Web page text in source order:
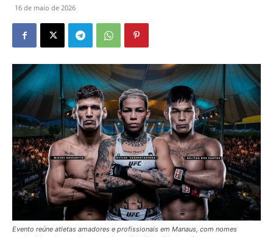
16 de maio de 2026
Evento reúne atletas amadores e profissionais em Manaus, com nomes